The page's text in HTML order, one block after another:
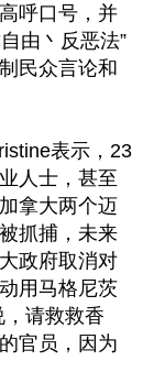
呼口号，并
由丶反恶法”
民众言论和
表示，23
人士，甚至
拿大两个迈
抓捕，未来
政府取消对
用马格尼茨
请救救香
官员，因为